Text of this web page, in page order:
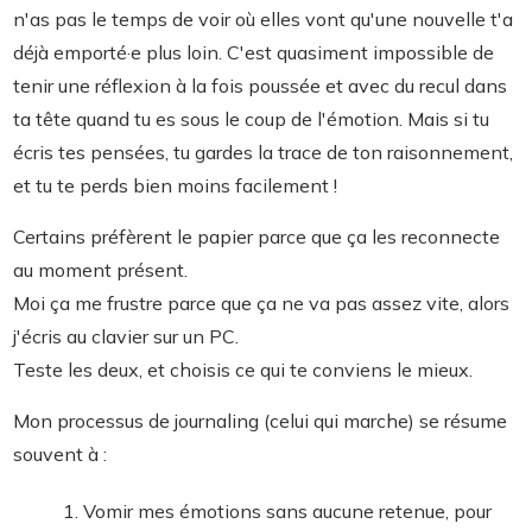
n'as pas le temps de voir où elles vont qu'une nouvelle t'a
déjà emporté·e plus loin. C'est quasiment impossible de
tenir une réflexion à la fois poussée et avec du recul dans
ta tête quand tu es sous le coup de l'émotion. Mais si tu
écris tes pensées, tu gardes la trace de ton raisonnement,
et tu te perds bien moins facilement !
Certains préfèrent le papier parce que ça les reconnecte
au moment présent.
Moi ça me frustre parce que ça ne va pas assez vite, alors
j'écris au clavier sur un PC.
Teste les deux, et choisis ce qui te conviens le mieux.
Mon processus de journaling (celui qui marche) se résume
souvent à :
Vomir mes émotions sans aucune retenue, pour